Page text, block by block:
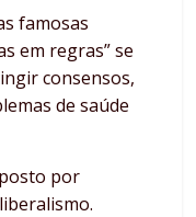
famosas
em regras” se
consensos,
de saúde
por